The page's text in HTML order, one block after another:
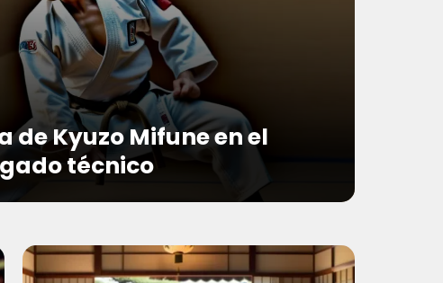
de Kyuzo Mifune en el
técnico